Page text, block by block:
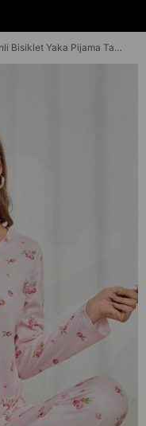
Bella Notte Pembe Çiçek Desenli Bisiklet Yaka Pijama Takımı 7131